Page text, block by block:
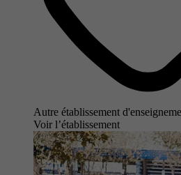
Autre établissement
Voir l’établissement